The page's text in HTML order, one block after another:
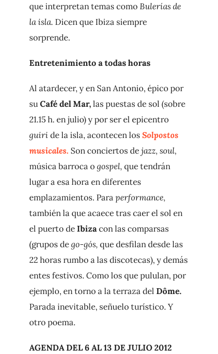
que interpretan temas comoBulerías de
la isla. Dicen que Ibiza siempre
sorprende.
Entretenimiento a todas horas
Al atardecer, y en San Antonio, épico por
suCafé del Mar,las puestas de sol (sobre
21.15 h. en julio) y por ser el epicentro
guiri de la isla, acontecen losSolpostos
musicales. Son conciertos dejazz, soul,
música barroca ogospel, que tendrán
lugar a esa hora en diferentes
emplazamientos. Paraperformance,
también la que acaece tras caer el sol en
el puerto deIbizacon las comparsas
(grupos dego-gós, que desfilan desde las
22 horas rumbo a las discotecas), y demás
entes festivos. Como los que pululan, por
ejemplo, en torno a la terraza del Dôme.
Parada inevitable, señuelo turístico. Y
otro poema.
AGENDA DEL 6 AL 13 DE JULIO 2012